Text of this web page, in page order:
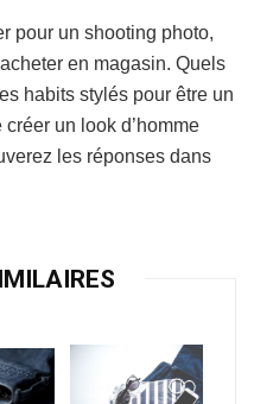
pour un shooting photo,
en magasin. Quels
habits stylés pour être un
un look d’homme
les réponses dans